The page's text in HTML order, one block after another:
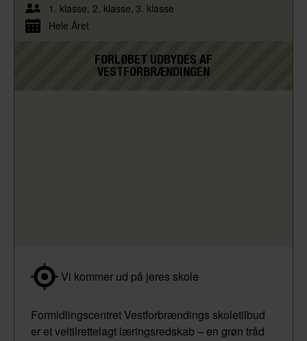
1. klasse 2. klasse 3. klasse
Hele Året
FORLØBET UDBYDES AF
VESTFORBRÆNDINGEN
Vi kommer ud på jeres skole
Formidlingscentret Vestforbrændings skoletilbud
er et veltilrettelagt læringsredskab – en grøn tråd